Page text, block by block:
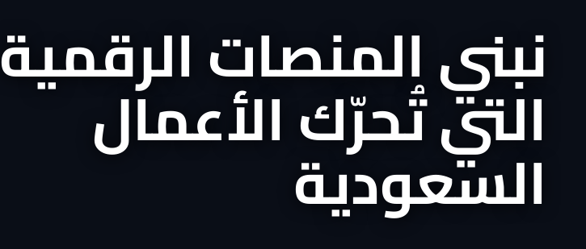
نبني المنصات الرقمية
التي تُحرّك الأعمال
السعودية